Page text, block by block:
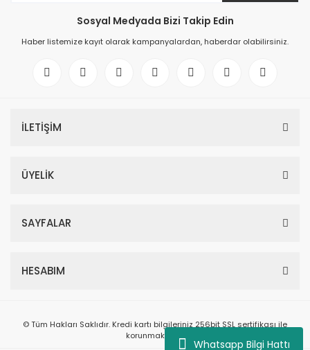
Whatsapp Bilgi Hattı
Sosyal Medyada Bizi Takip Edin
Haber listemize kayıt olarak kampanyalardan, haberdar olabilirsiniz.
İLETİŞİM
ÜYELİK
SAYFALAR
HESABIM
© Tüm Hakları Saklıdır. Kredi kartı bilgileriniz 256bit SSL sertifikası ile
korunmaktadır.